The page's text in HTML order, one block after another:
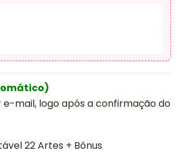
mail, logo após a confirmação do
22 Artes + Bônus